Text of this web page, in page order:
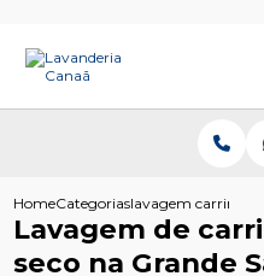
HomeCategoriaslavagem carrinho
Lavagem de
seco na Grande